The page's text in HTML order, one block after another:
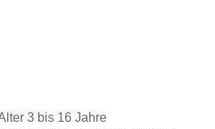
3 bis 16 Jahre